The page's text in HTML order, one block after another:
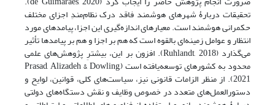
تحقیقات دربارۀ شهرهای هوشمند فاقد درک نظام‌مندِ اجزای مختلف
حکمرانی هوشمند است. معیارهای اندازه‌گیری این اجزا، پیامدهای مورد
انتظار و عوامل زمینه‌ای بالقوه است که هم بر اجزا و هم بر پیامدها تأثیر
می‌گذارد (Ruhlandt, 2018). افزون بر این، بیشترِ پژوهش‌های علمی
محدود به کشورهای توسعه‌یافته است (Prasad, Alizadeh & Dowling,
2021). از منظر الزامات قانونی نیز، سیاست‌های کلی، قوانین، لوایح و
دستورالعمل‌های متعدد در خصوص وظایف و نقش دستگاه‌های دولتی